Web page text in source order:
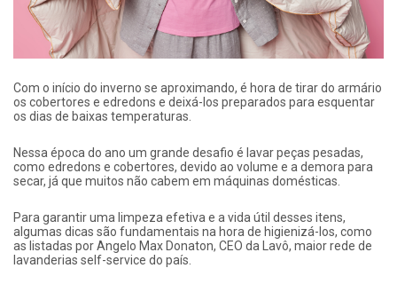
Com o início do inverno se aproximando, é hora de tirar do armário
os cobertores e edredons e deixá-los preparados para esquentar
os dias de baixas temperaturas.
Nessa época do ano um grande desafio é lavar peças pesadas,
como edredons e cobertores, devido ao volume e a demora para
secar, já que muitos não cabem em máquinas domésticas.
Para garantir uma limpeza efetiva e a vida útil desses itens,
algumas dicas são fundamentais na hora de higienizá-los, como
as listadas por Angelo Max Donaton, CEO da Lavô, maior rede de
lavanderias self-service do país.